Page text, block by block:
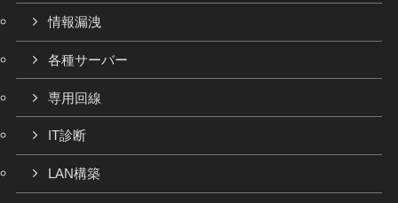
情報漏洩
各種サーバー
専用回線
IT診断
LAN構築